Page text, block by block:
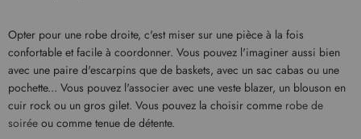
Opter pour une robe droite, c'est miser sur une pièce à la fois
confortable et facile à coordonner. Vous pouvez l'imaginer aussi bien
avec une paire d'escarpins que de baskets, avec un sac cabas ou une
pochette... Vous pouvez l'associer avec une veste blazer, un blouson en
cuir rock ou un gros gilet. Vous pouvez la choisir comme robe de
soirée ou comme tenue de détente.